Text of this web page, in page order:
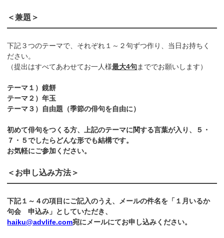
＜兼題＞
下記３つのテーマで、それぞれ１～２句ずつ作り、当日お持ちく
ださい。
（提出はすべてあわせてお一人様最大4句 まででお願いします）
テーマ１）鏡餅
テーマ２）年玉
テーマ３）自由題（季節の俳句を自由に）
初めて俳句をつくる方、上記のテーマに関する言葉が入り、５・
７・５でしたらどんな形でも結構です。
お気軽にご参加ください。
＜お申し込み方法＞
下記１～４の項目にご記入のうえ、メールの件名を「１月いるか
句会 申込み」としていただき、
haiku@advlife.com宛にメールにてお申し込みください。